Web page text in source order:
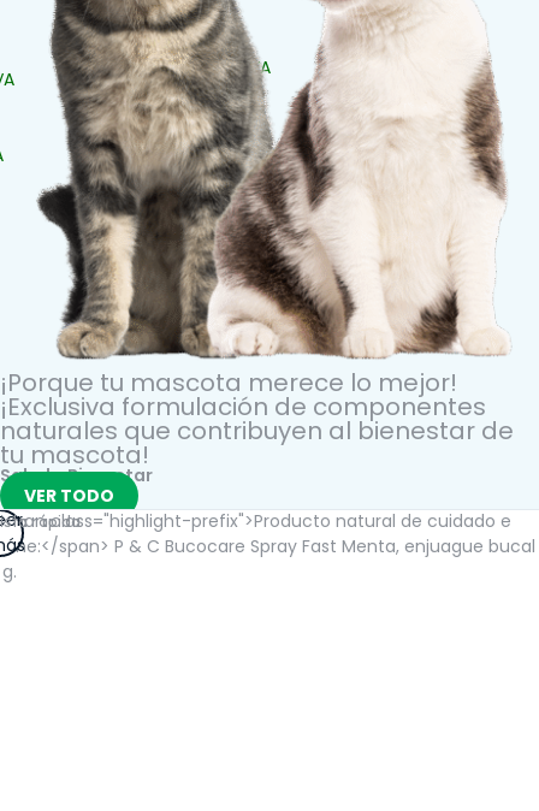
REPELENTE
SALUD BUCAL
SALUD DIGESTIVA
SALUD INTERNA
SALUD
INMUNOLÓGICA
SALUD RENAL
¡Porque tu mascota merece lo mejor!
¡Exclusiva formulación de componentes
naturales que contribuyen al bienestar de
tu mascota!​
Salud y Bienestar
VER TODO
rápida